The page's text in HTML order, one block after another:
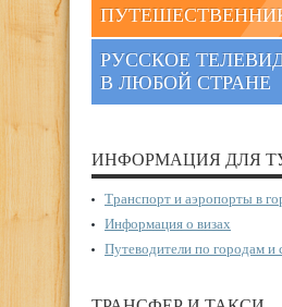
РУССКОЕ
В ЛЮБОЙ СТРАНЕ
ИНФОРМАЦИЯ ДЛЯ
Транспорт и аэропорты в
Информация о визах
Путеводители по городам и